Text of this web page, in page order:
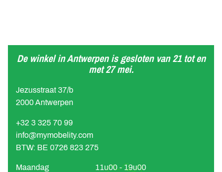
De winkel in Antwerpen is gesloten van 21 tot en
met 27 mei.
Jezusstraat 37/b
2000 Antwerpen
+32 3 325 70 99
info@mymobelity.com
BTW: BE 0726 823 275
Maandag
11u00 - 19u00